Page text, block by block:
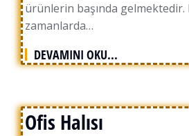
ürünlerin başında gelmektedir.
zamanlarda…
DEVAMINI OKU...
Ofis Halısı